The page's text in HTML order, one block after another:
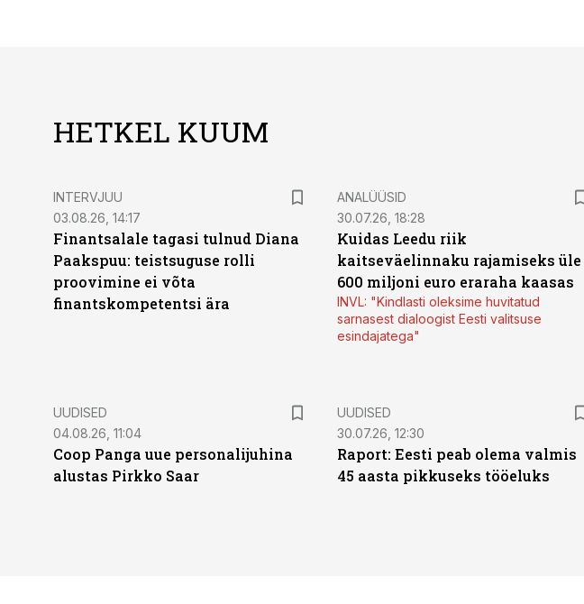
HETKEL KUUM
INTERVJUU
03.08.26, 14:17
Finantsalale tagasi tulnud Diana
Paakspuu: teistsuguse rolli
proovimine ei võta
finantskompetentsi ära
ANALÜÜSID
30.07.26, 18:28
Kuidas Leedu riik
kaitseväelinnaku rajamiseks üle
600 miljoni euro eraraha kaasas
INVL: "Kindlasti oleksime huvitatud
sarnasest dialoogist Eesti valitsuse
esindajatega"
UUDISED
04.08.26, 11:04
Coop Panga uue personalijuhina
alustas Pirkko Saar
UUDISED
30.07.26, 12:30
Raport: Eesti peab olema valmis
45 aasta pikkuseks tööeluks